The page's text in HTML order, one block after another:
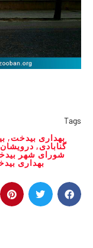
Tags
بهداری بیدخت,
گنابادی, درویشان
شورای شهر
بهداری